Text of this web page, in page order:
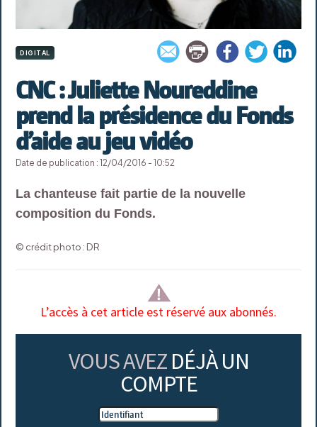
DIGITAL
CNC : Juliette Noureddine
prend la présidence du Fonds
d’aide au jeu vidéo
Date de publication : 12/04/2016 - 10:52
La chanteuse fait partie de la nouvelle
composition du Fonds.
© crédit photo : DR
L’accès à cet article est réservé aux abonnés.
VOUS AVEZ DÉJÀ UN
COMPTE